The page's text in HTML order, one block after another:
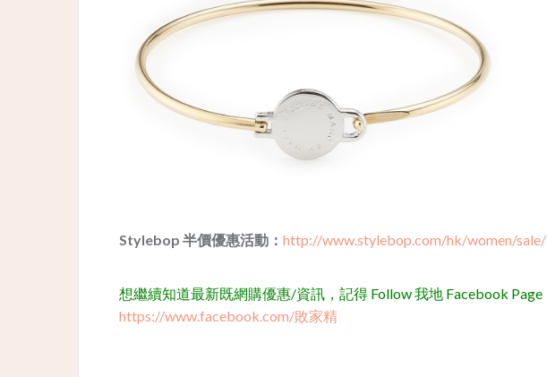
Stylebop 半價優惠活動： http://www.stylebop.com/hk/women/sale/
想繼續知道最新既網購優惠/資訊，記得 Follow 我地 Facebook Page
https://www.facebook.com/敗家精